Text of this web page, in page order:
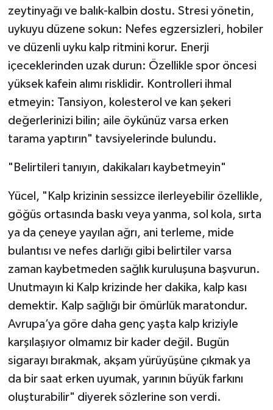
zeytinyağı ve balık-kalbin dostu. Stresi yönetin,
uykuyu düzene sokun: Nefes egzersizleri, hobiler
ve düzenli uyku kalp ritmini korur. Enerji
içeceklerinden uzak durun: Özellikle spor öncesi
yüksek kafein alımı risklidir. Kontrolleri ihmal
etmeyin: Tansiyon, kolesterol ve kan şekeri
değerlerinizi bilin; aile öykünüz varsa erken
tarama yaptırın" tavsiyelerinde bulundu.
"Belirtileri tanıyın, dakikaları kaybetmeyin"
Yücel, "Kalp krizinin sessizce ilerleyebilir özellikle,
göğüs ortasında baskı veya yanma, sol kola, sırta
ya da çeneye yayılan ağrı, ani terleme, mide
bulantısı ve nefes darlığı gibi belirtiler varsa
zaman kaybetmeden sağlık kuruluşuna başvurun.
Unutmayın ki Kalp krizinde her dakika, kalp kası
demektir. Kalp sağlığı bir ömürlük maratondur.
Avrupa’ya göre daha genç yaşta kalp kriziyle
karşılaşıyor olmamız bir kader değil. Bugün
sigarayı bırakmak, akşam yürüyüşüne çıkmak ya
da bir saat erken uyumak, yarının büyük farkını
oluşturabilir" diyerek sözlerine son verdi.